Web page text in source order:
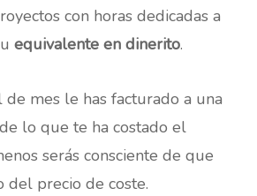
con horas dedicadas a
equivalente en dinerito.
mes le has facturado a una
lo que te ha costado el
serás consciente de que
del precio de coste.